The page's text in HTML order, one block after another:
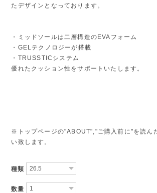
たデザインとなっております。
・ミッドソールは二層構造のEVAフォーム
・GELテクノロジーが搭載
・TRUSSTICシステム
優れたクッション性をサポートいたします。
※トップページの"ABOUT","ご購入前に"を読ん
い致します。
種類
数量